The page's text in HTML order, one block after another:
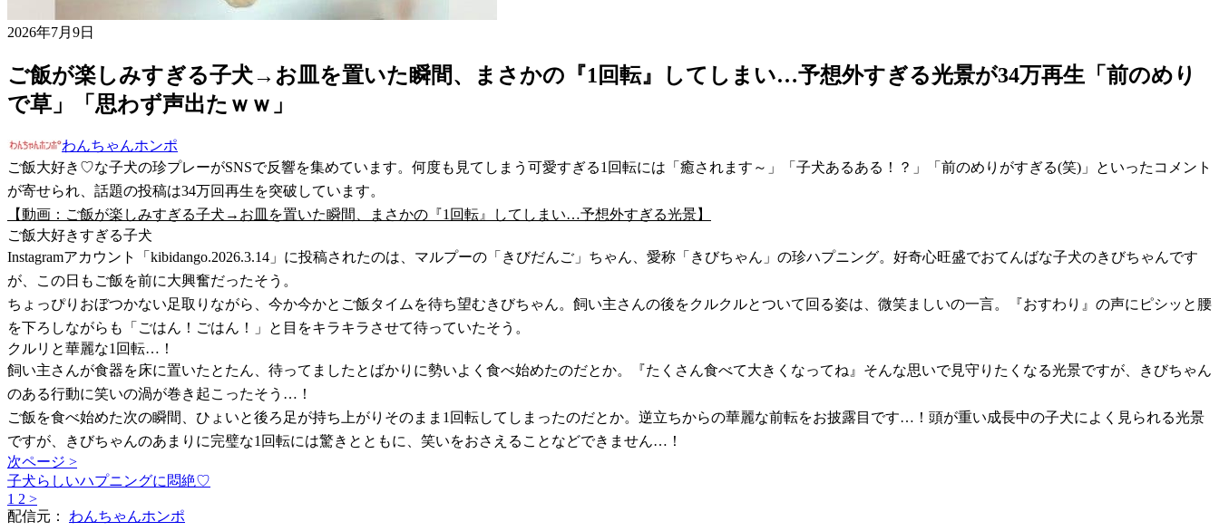
2026年7月9日
ご飯が楽しみすぎる子犬→お皿を置いた瞬間、まさかの『1回転』してしまい…予想外すぎる光景が34万再生「前のめり
で草」「思わず声出たｗｗ」
わんちゃんホンポ
ご飯大好き♡な子犬の珍プレーがSNSで反響を集めています。何度も見てしまう可愛すぎる1回転には「癒されます～」「子犬あるある！？」「前のめりがすぎる(笑)」といったコメント
が寄せられ、話題の投稿は34万回再生を突破しています。
【動画：ご飯が楽しみすぎる子犬→お皿を置いた瞬間、まさかの『1回転』してしまい…予想外すぎる光景】
ご飯大好きすぎる子犬
Instagramアカウント「kibidango.2026.3.14」に投稿されたのは、マルプーの「きびだんご」ちゃん、愛称「きびちゃん」の珍ハプニング。好奇心旺盛でおてんばな子犬のきびちゃんです
が、この日もご飯を前に大興奮だったそう。
ちょっぴりおぼつかない足取りながら、今か今かとご飯タイムを待ち望むきびちゃん。飼い主さんの後をクルクルとついて回る姿は、微笑ましいの一言。『おすわり』の声にピシッと腰
を下ろしながらも「ごはん！ごはん！」と目をキラキラさせて待っていたそう。
クルリと華麗な1回転…！
飼い主さんが食器を床に置いたとたん、待ってましたとばかりに勢いよく食べ始めたのだとか。『たくさん食べて大きくなってね』そんな思いで見守りたくなる光景ですが、きびちゃん
のある行動に笑いの渦が巻き起こったそう…！
ご飯を食べ始めた次の瞬間、ひょいと後ろ足が持ち上がりそのまま1回転してしまったのだとか。逆立ちからの華麗な前転をお披露目です…！頭が重い成長中の子犬によく見られる光景
ですが、きびちゃんのあまりに完璧な1回転には驚きとともに、笑いをおさえることなどできません…！
次ページ >
子犬らしいハプニングに悶絶♡
1 2 >
配信元： わんちゃんホンポ